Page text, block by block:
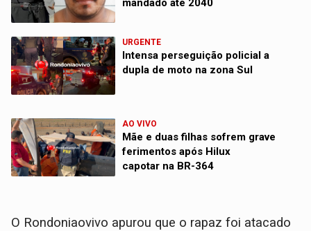
mandado até 2040
URGENTE
Intensa perseguição policial a
dupla de moto na zona Sul
AO VIVO
Mãe e duas filhas sofrem grave
ferimentos após Hilux
capotar na BR-364
O Rondoniaovivo apurou que o rapaz foi atacado